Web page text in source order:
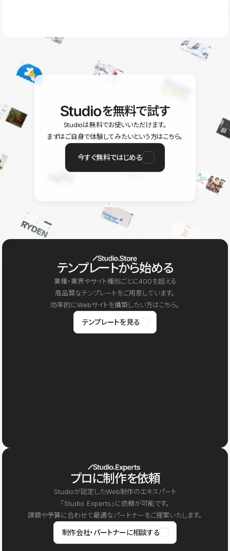
ユーザー同士で質問・相談できるコミュニティもご利用ください。
を無料で試す
Studioは無料でお使いいただけます。
まずはご自身で体験してみたいという方はこちら。
今すぐ無料ではじめる
テンプレートから始める
業種・業界やサイト種別ごとに400を超える
高品質なテンプレートをご用意しています。
効率的にWebサイトを構築したい方はこちら。
テンプレートを見る
プロに制作を依頼
Studioが認定したWeb制作のエキスパート
「Studio Experts」に依頼が可能です。
課題や予算に合わせて最適なパートナーをご提案いたします。
制作会社・パートナーに相談する